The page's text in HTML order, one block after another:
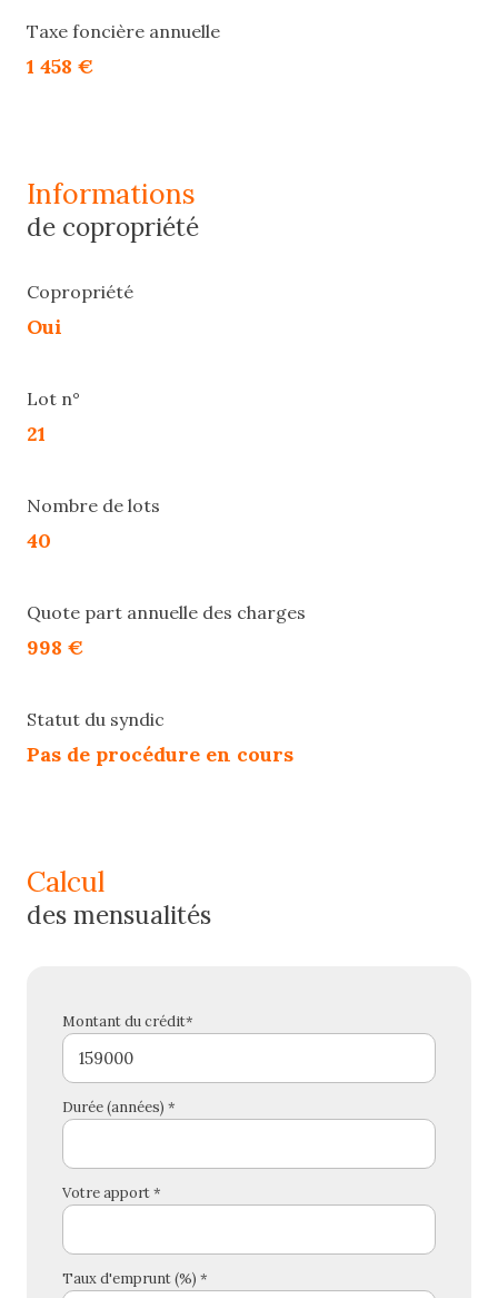
Taxe foncière annuelle
1 458 €
informations
de copropriété
Copropriété
Oui
Lot n°
21
Nombre de lots
40
Quote part annuelle des charges
998 €
Statut du syndic
Pas de procédure en cours
calcul
des mensualités
Montant du crédit*
Durée (années) *
Votre apport *
Taux d'emprunt (%) *